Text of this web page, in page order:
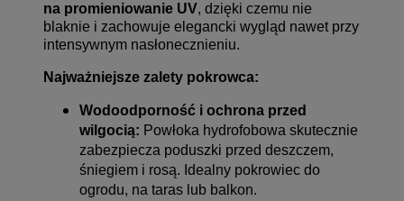
na promieniowanie UV, dzięki czemu nie
blaknie i zachowuje elegancki wygląd nawet przy
intensywnym nasłonecznieniu.
Najważniejsze zalety pokrowca:
Wodoodporność i ochrona przed
wilgocią: Powłoka hydrofobowa skutecznie
zabezpiecza poduszki przed deszczem,
śniegiem i rosą. Idealny pokrowiec do
ogrodu, na taras lub balkon.